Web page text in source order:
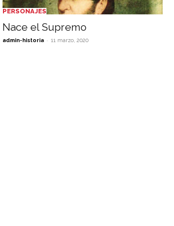
PERSONAJES
Nace el Supremo
admin-historia - 11 marzo, 2020